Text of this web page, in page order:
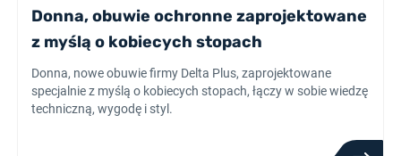
Donna, obuwie ochronne zaprojektowane
z myślą o kobiecych stopach
Donna, nowe obuwie firmy Delta Plus, zaprojektowane
specjalnie z myślą o kobiecych stopach, łączy w sobie wiedzę
techniczną, wygodę i styl.